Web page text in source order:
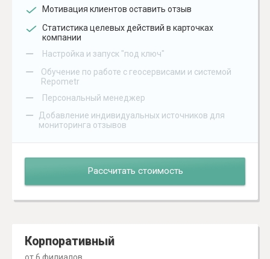
Мотивация клиентов оставить отзыв
Статистика целевых действий в карточках
компании
– Настройка и запуск "под ключ"
–
Обучение по работе с геосервисами и системой
Repometr
– Персональный менеджер
–
Добавление индивидуальных источников для
мониторинга отзывов
Рассчитать стоимость
Корпоративный
от 6 филиалов